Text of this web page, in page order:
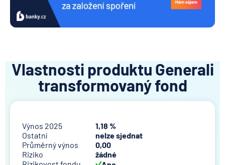
Vlastnosti produktu Generali
transformovaný fond
Výnos 2025
1,18 %
Ostatní
nelze sjednat
Průměrný výnos
0,00
Riziko
žádné